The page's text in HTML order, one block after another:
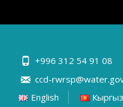
+996 312 54 91 08
ccd-
English